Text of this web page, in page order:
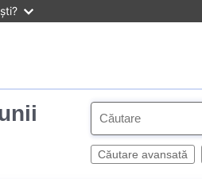
e
Căutare avansată